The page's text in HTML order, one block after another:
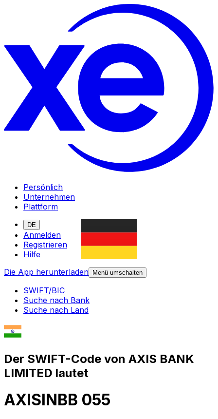
Persönlich
Unternehmen
Plattform
DE
Anmelden
Registrieren
Hilfe
Die App herunterladen
Menü umschalten
SWIFT/BIC
Suche nach Bank
Suche nach Land
Der SWIFT-Code von AXIS BANK
LIMITED lautet
AXISINBB 055